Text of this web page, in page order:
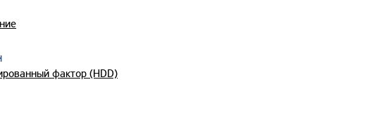
фактор (HDD)